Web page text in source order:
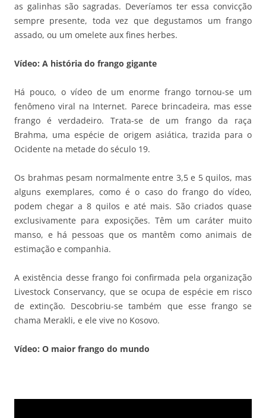
as galinhas são sagradas. Deveríamos ter essa convicção
sempre presente, toda vez que degustamos um frango
assado, ou um omelete aux fines herbes.
Vídeo: A história do frango gigante
Há pouco, o vídeo de um enorme frango tornou-se um
fenômeno viral na Internet. Parece brincadeira, mas esse
frango é verdadeiro. Trata-se de um frango da raça
Brahma, uma espécie de origem asiática, trazida para o
Ocidente na metade do século 19.
Os brahmas pesam normalmente entre 3,5 e 5 quilos, mas
alguns exemplares, como é o caso do frango do vídeo,
podem chegar a 8 quilos e até mais. São criados quase
exclusivamente para exposições. Têm um caráter muito
manso, e há pessoas que os mantêm como animais de
estimação e companhia.
A existência desse frango foi confirmada pela organização
Livestock Conservancy, que se ocupa de espécie em risco
de extinção. Descobriu-se também que esse frango se
chama Merakli, e ele vive no Kosovo.
Vídeo: O maior frango do mundo